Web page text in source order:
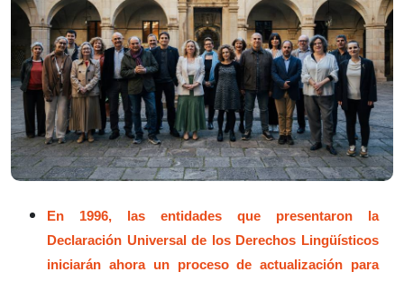
En 1996, las entidades que presentaron la
Declaración Universal de los Derechos Lingüísticos
iniciarán ahora un proceso de actualización para